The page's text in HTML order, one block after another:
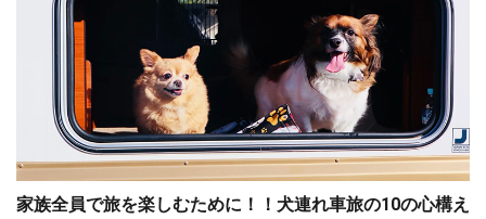
家族全員で旅を楽しむために！！犬連れ車旅の10の心構え